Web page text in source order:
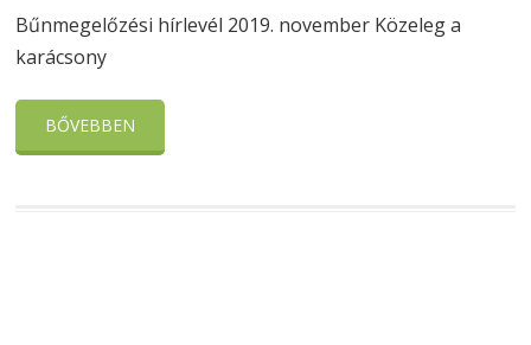
Bűnmegelőzési hírlevél 2019. november Közeleg a
karácsony
BŐVEBBEN